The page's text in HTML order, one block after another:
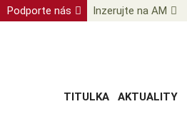
Podporte nás Inzerujte na AM
TITULKA AKTUALITY